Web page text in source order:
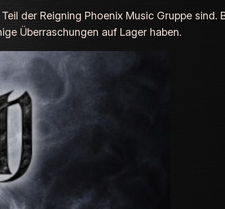
der Reigning Phoenix Music Gruppe sind.
Überraschungen auf Lager haben.